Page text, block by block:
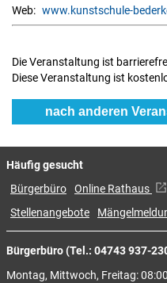
Web: www.kunstschule-
Die Veranstaltung ist
Diese Veranstaltung ist
nach anderen
Bürgerbüro (Tel.: 04743 937-
Montag, Mittwoch, Freitag:
Häufig gesucht
Bürgerbüro Online Rathaus
Stellenangebote